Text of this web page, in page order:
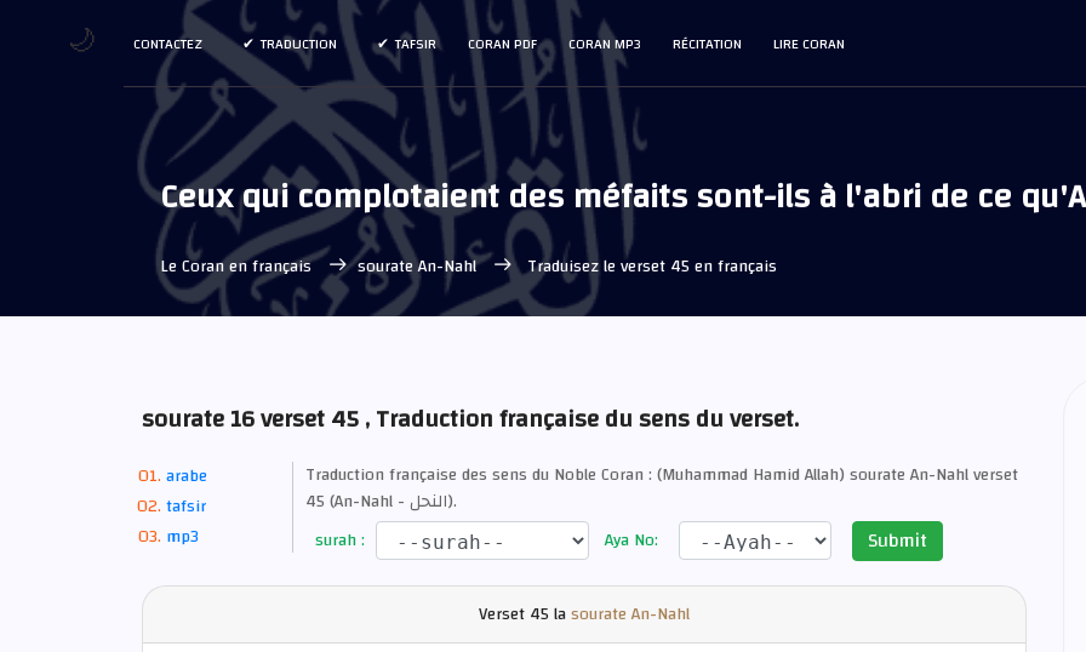
LIRE CORAN
RÉCITATION
CORAN MP3
CORAN PDF
TAFSIR
TRADUCTION
CONTACTEZ
Ceux qui complotaient des méfaits sont-ils à l'abri de ce
Le Coran en français sourate An-Nahl Traduisez le verset 45 en français
sourate 16 verset 45 , Traduction française du sens du verset.
arabe
tafsir
mp3
Traduction française des sens du Noble Coran : (Muhammad Hamid Allah) sourate An-Nahl verset
45 (An-Nahl - النحل).
surah :
Aya No: Submit
Verset45 lasourate An-Nahl
🌙